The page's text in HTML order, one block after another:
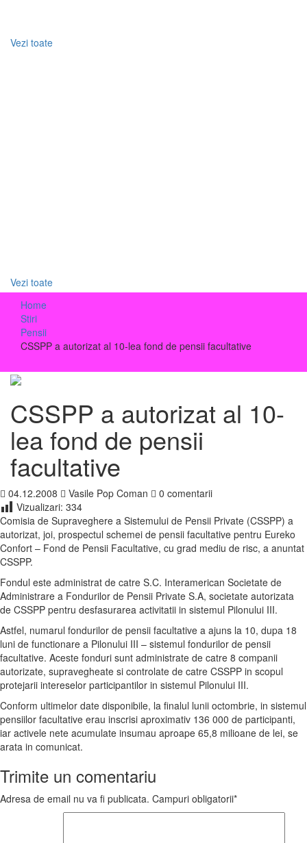
Vezi toate
Vezi toate
Home
Stiri
Pensii
CSSPP a autorizat al 10-lea fond de pensii facultative
CSSPP a autorizat al 10-
lea fond de pensii
facultative
04.12.2008 Vasile Pop Coman
0 comentarii
Vizualizari: 334
Comisia de Supraveghere a Sistemului de Pensii Private (CSSPP) a
autorizat, joi, prospectul schemei de pensii facultative pentru Eureko
Confort – Fond de Pensii Facultative, cu grad mediu de risc, a anuntat
CSSPP.
Fondul este administrat de catre S.C. Interamerican Societate de
Administrare a Fondurilor de Pensii Private S.A, societate autorizata
de CSSPP pentru desfasurarea activitatii in sistemul Pilonului III.
Astfel, numarul fondurilor de pensii facultative a ajuns la 10, dupa 18
luni de functionare a Pilonului III – sistemul fondurilor de pensii
facultative. Aceste fonduri sunt administrate de catre 8 companii
autorizate, supravegheate si controlate de catre CSSPP in scopul
protejarii intereselor participantilor in sistemul Pilonului III.
Conform ultimelor date disponibile, la finalul lunii octombrie, in sistemul
pensiilor facultative erau inscrisi aproximativ 136 000 de participanti,
iar activele nete acumulate insumau aproape 65,8 milioane de lei, se
arata in comunicat.
Trimite un comentariu
Adresa de email nu va fi publicata. Campuri obligatorii*